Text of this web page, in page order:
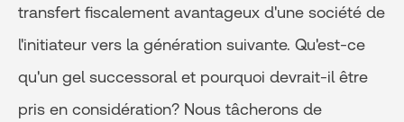
transfert fiscalement avantageux d'une société de
l'initiateur vers la génération suivante. Qu'est-ce
qu'un gel successoral et pourquoi devrait-il être
pris en considération? Nous tâcherons de